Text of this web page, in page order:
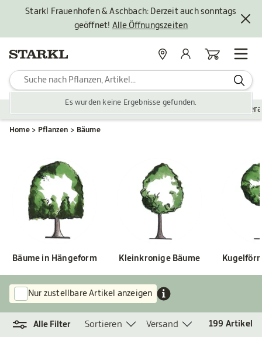
Starkl Frauenhofen & Aschbach: Derzeit auch sonntags
geöffnet! Alle Öffnungszeiten
Es wurden keine Ergebnisse gefunden.
StandorteMein KontoWarenkorb
Zubehör Gartengestaltung
Home Pflanzen Bäume
Bäume in Hängeform Kleinkronige Bäume
Nur zustellbare Artikel anzeigen
Alle Filter Sortieren Versand 199 Artikel